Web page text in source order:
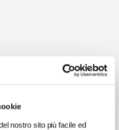
nostro sito più facile ed